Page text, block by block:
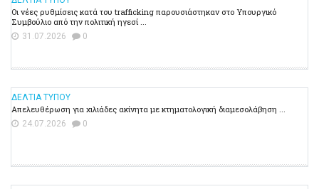
Οι νέες ρυθμίσεις κατά του trafficking παρουσιάστηκαν στο Υπουργικό
Συμβούλιο από την πολιτική ηγεσί ...
31.07.2026 0
ΔΕΛΤΙΑ ΤΥΠΟΥ
Απελευθέρωση για χιλιάδες ακίνητα με κτηματολογική διαμεσολάβηση ...
24.07.2026 0